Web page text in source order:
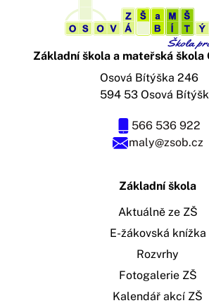
Základní škola a mateřská škola
maly@zsob.cz
566 536 922
Osová Bítýška 246
594 53 Osová
Základní škola
Aktuálně ze ZŠ
E-žákovská knížka
Rozvrhy
Fotogalerie ZŠ
Kalendář akcí ZŠ